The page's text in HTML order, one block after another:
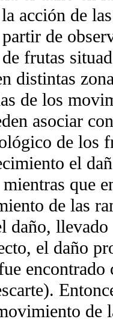
acción de
de
frutas
distintas
de los
asociar
de los
el
que
de las
daño,
el daño
de